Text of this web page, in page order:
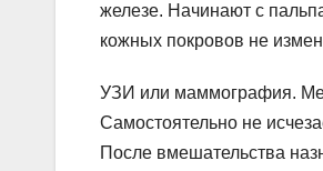
железе. Начинают с
кожных покровов не
УЗИ или маммография.
Самостоятельно не
После вмешательства